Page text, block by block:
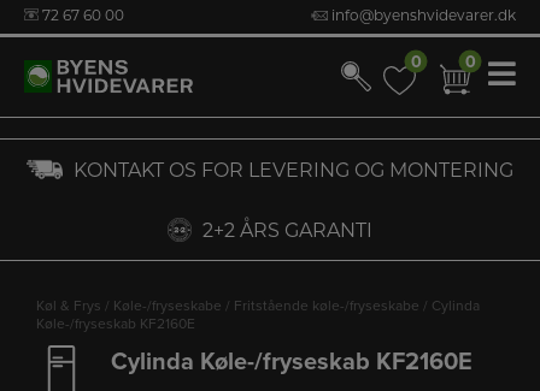
72 67 60 00 info@byenshvidevarer.dk
0
0 0
0
KONTAKT OS FOR LEVERING OG MONTERING
2+2 ÅRS GARANTI
Køl & Frys / Køle-/fryseskabe / Fritstående køle-/fryseskabe / Cylinda
Køle-/fryseskab KF2160E
Cylinda Køle-/fryseskab KF2160E